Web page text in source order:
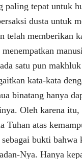
paling tepat untuk
dusta untuk
telah memberikan
satu pun
kata-kata
binatang hanya
Oleh karena itu,
Tuhan atas
bukti bahwa
Nya. Hanya